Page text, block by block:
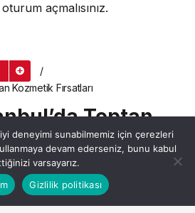
oturum açmalısınız.
Kozmetik Fırsatları
Toptan
yayınlandı
yayınlandı
yaşamanızı sağlamak
Akış
deneyimi sunabilmemiz için çerezleri
devam ederseniz, bunu kabul
varsayarız.
Gizlilik politikası